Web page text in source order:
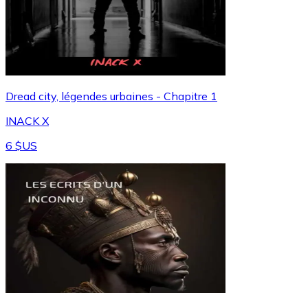
Dread city, légendes urbaines - Chapitre 1
INACK X
6 $US